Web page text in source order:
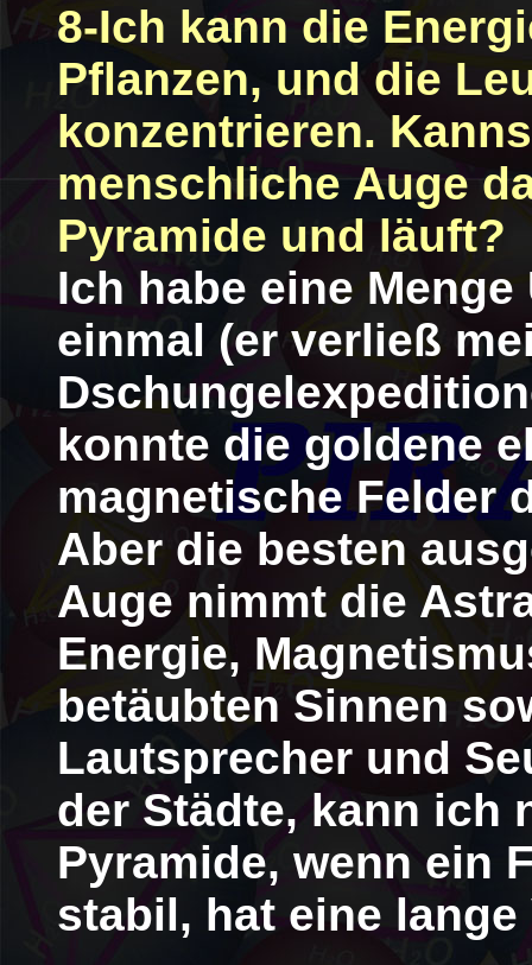
8-Ich kann die
Pflanzen, und die
konzentrieren.
menschliche Auge
Pyramide und läuft?
Ich habe eine
einmal (er verließ
konnte die goldene
magnetische Felder
Aber die besten
Auge nimmt die
Energie,
betäubten Sinnen
Lautsprecher und
der Städte, kann ich
Pyramide, wenn ein
stabil, hat eine lange